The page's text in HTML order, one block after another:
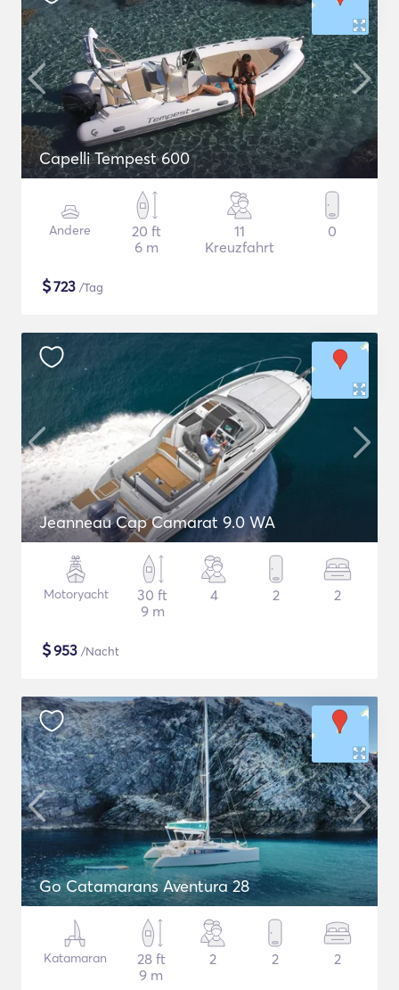
Capelli Tempest 600
Andere
20 ft
6 m
11
Kreuzfahrt
0
$723 /Tag
Jeanneau Cap Camarat 9.0 WA
Motoryacht
30 ft
9 m
4 2 2
$953 /Nacht
Go Catamarans Aventura 28
Katamaran
28 ft
9 m
2 2 2